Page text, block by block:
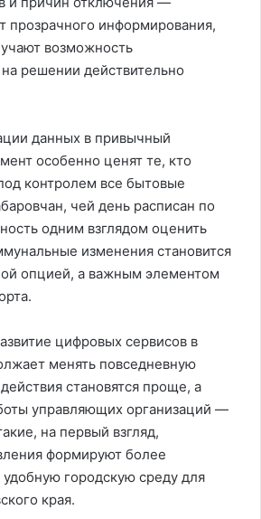
прозрачного информирования,
возможность
решении действительно
данных в привычный
особенно ценят те, кто
контролем все бытовые
чей день расписан по
одним взглядом оценить
изменения становится
опцией, а важным элементом
цифровых сервисов в
менять повседневную
становятся проще, а
управляющих организаций —
на первый взгляд,
формируют более
городскую среду для
края.